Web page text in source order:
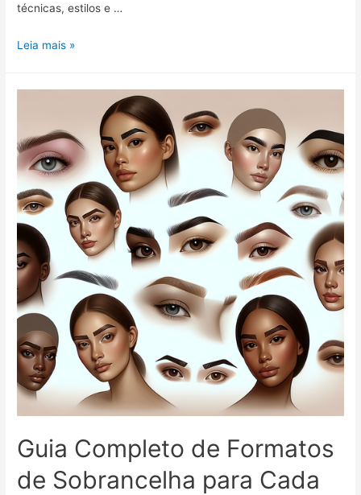
técnicas, estilos e …
Tendências
Dicas
e
Técnicas
para
Valorizar
Seu
Olhar
Leia mais »
Guia Completo de Formatos
de Sobrancelha para Cada